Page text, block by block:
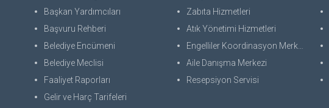
Başkan Yardımcıları
Başvuru Rehberi
Belediye Encümeni
Belediye Meclisi
Faaliyet Raporları
Gelir ve Harç Tarifeleri
Zabıta Hizmetleri
Atık Yönetimi Hizmetleri
Engelliler Koordinasyon Merkezi
Aile Danışma Merkezi
Resepsiyon Servisi